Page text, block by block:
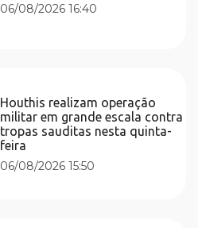
06/08/2026 16:40
Houthis realizam operação
militar em grande escala contra
tropas sauditas nesta quinta-
feira
06/08/2026 15:50